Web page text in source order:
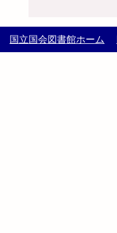
国立国会図書館ホーム